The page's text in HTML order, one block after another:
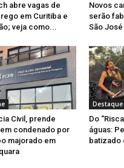
abre vagas de
em Curitiba e
veja como...
Novos
serão
São
Civil, prende
condenado por
majorado em
Destaque
Do
águas:
batizado